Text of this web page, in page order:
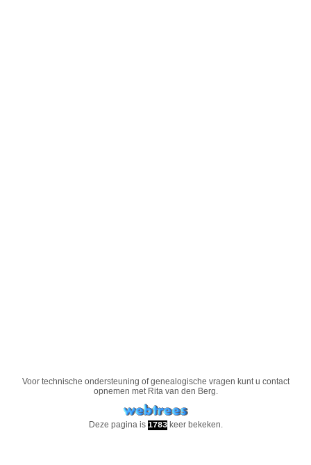
Voor technische ondersteuning of genealogische vragen kunt u contact
opnemen met Rita van den Berg.
Deze pagina is 1783keer bekeken.